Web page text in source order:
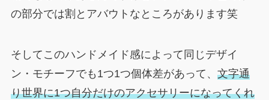
の部分では割とアバウトなところがあります笑
そしてこのハンドメイド感によって同じデザイ
ン・モチーフでも1つ1つ個体差があって、 文字通
り世界に1つ自分だけのアクセサリーになってくれ